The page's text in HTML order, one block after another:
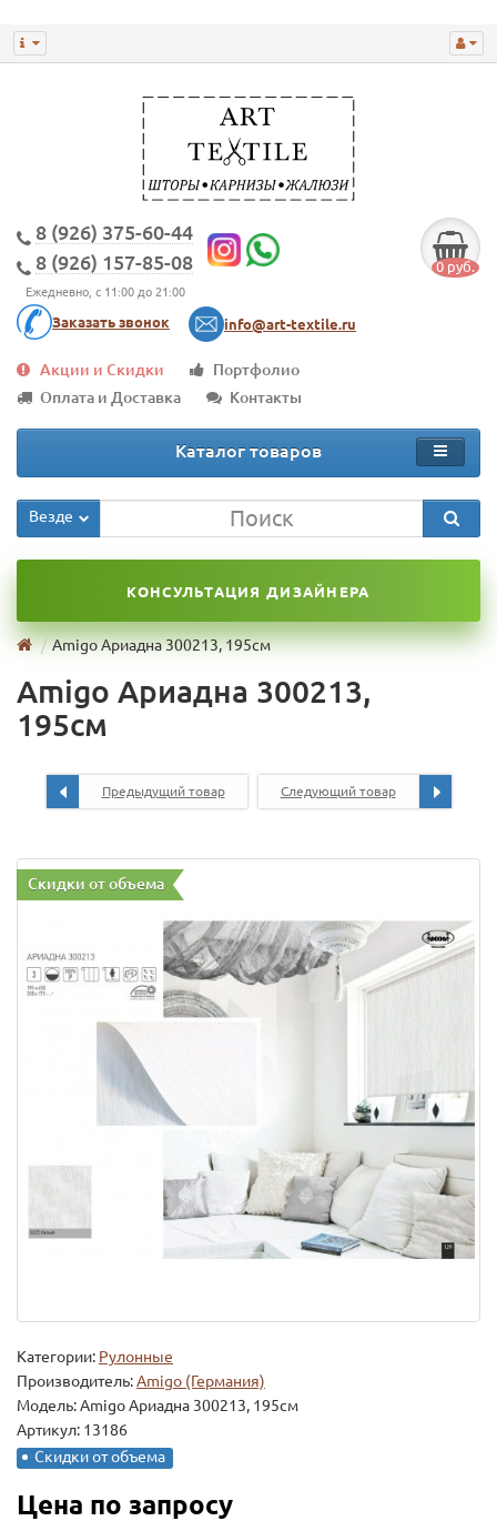
8 (926) 375-60-44
8 (926) 157-85-08
Ежедневно, с 11:00 до 21:00
Заказать звонок info@art-textile.ru
0 руб.
Акции и Скидки
Портфолио
Оплата и Доставка
Контакты
Каталог товаров
Везде
КОНСУЛЬТАЦИЯ ДИЗАЙНЕРА
Amigo Ариадна 300213, 195см
Amigo Ариадна 300213,
195см
Предыдущий товар Следующий товар
Скидки от объема
Категории: Рулонные
Производитель:Amigo (Германия)
Модель:Amigo Ариадна 300213, 195см
Артикул: 13186
Скидки от объема
Цена по запросу